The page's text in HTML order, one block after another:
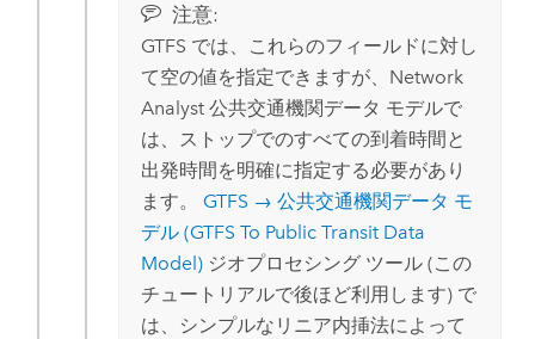
注意:
GTFS では、これらのフィールドに対し
て空の値を指定できますが、 Network
Analyst公共交通機関データ モデルで
は、ストップでのすべての到着時間と
出発時間を明確に指定する必要があり
ます。 GTFS → 公共交通機関データ モ
デル (GTFS To Public Transit Data
Model)ジオプロセシング ツール (この
チュートリアルで後ほど利用します) で
は、シンプルなリニア内挿法によって